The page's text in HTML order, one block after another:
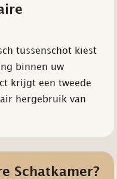
tussenschot kiest
binnen uw
krijgt een tweede
hergebruik van
Schatkamer?